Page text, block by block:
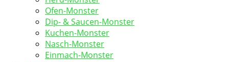
Ofen-Monster
Dip- & Saucen-Monster
Kuchen-Monster
Nasch-Monster
Einmach-Monster